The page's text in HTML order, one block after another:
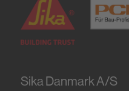
Sika Danmark A/S